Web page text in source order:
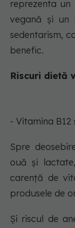
reprezenta
vegană și un
sedentarism,
benefic.
Riscuri dietă
- Vitamina B12
Spre
ouă și
carență de
produsele de
Și riscul de